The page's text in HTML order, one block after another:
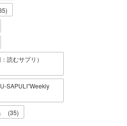
)
読むサプリ）
SAPULI”Weekly
(35)